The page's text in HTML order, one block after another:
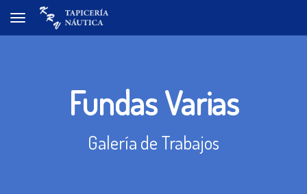
Toggle navigation
Fundas Varias
Galería de Trabajos